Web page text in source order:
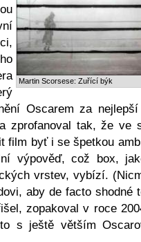
Martin Scorsese: Zuřící býk
Oscarem za
zprofanoval tak, že ve
film byť i se špetkou
výpověď, což box,
vrstev, vybízí.
aby de facto shodné
zopakoval v roce
s ještě větším